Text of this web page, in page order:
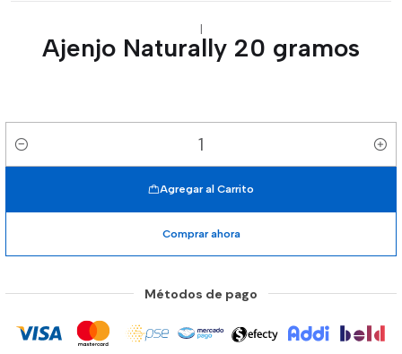
|
Ajenjo Naturally 20 gramos
Cantidad
Agregar al Carrito
Comprar ahora
Métodos de pago